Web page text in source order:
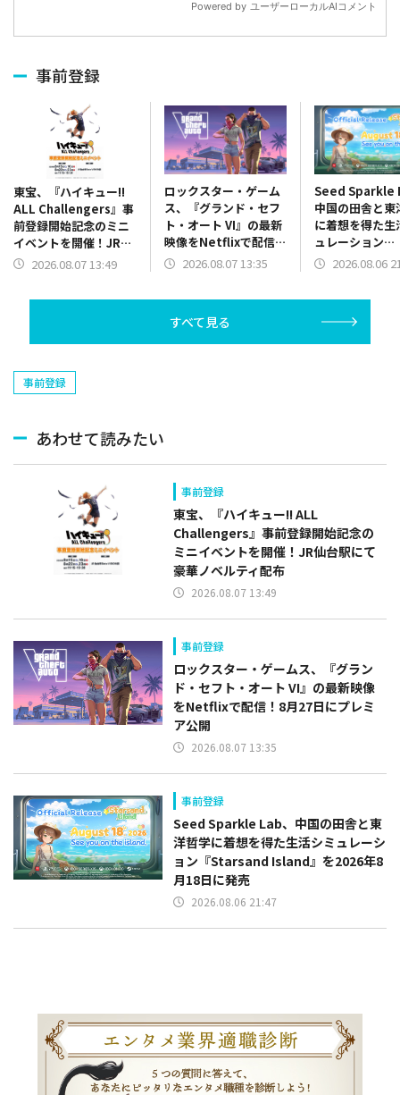
事前登録
東宝、『ハイキュー!!
ALL Challengers』事
前登録開始記念のミニ
イベントを開催！JR仙
台駅にて豪華ノベルテ
2026.08.07 13:49
ロックスター・ゲーム
ス、『グランド・セフ
ト・オート VI』の最新
映像をNetflixで配信！
8月27日にプレミア公
2026.08.07 13:35
Seed Sparkle
中国の田舎と東
に着想を得た生
ュレーション
『Starsand
2026.08.06
すべて見る
事前登録
あわせて読みたい
事前登録
東宝、『ハイキュー!! ALL
Challengers』事前登録開始記念の
ミニイベントを開催！JR仙台駅にて
豪華ノベルティ配布
2026.08.07 13:49
事前登録
ロックスター・ゲームス、『グラン
ド・セフト・オート VI』の最新映像
をNetflixで配信！8月27日にプレミ
ア公開
2026.08.07 13:35
事前登録
Seed Sparkle Lab、中国の田舎と東
洋哲学に着想を得た生活シミュレーシ
ョン『Starsand Island』を2026年8
月18日に発売
2026.08.06 21:47